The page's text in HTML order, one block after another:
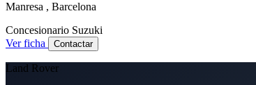
Manresa , Barcelona
Concesionario Suzuki
Ver ficha
Contactar
Land Rover